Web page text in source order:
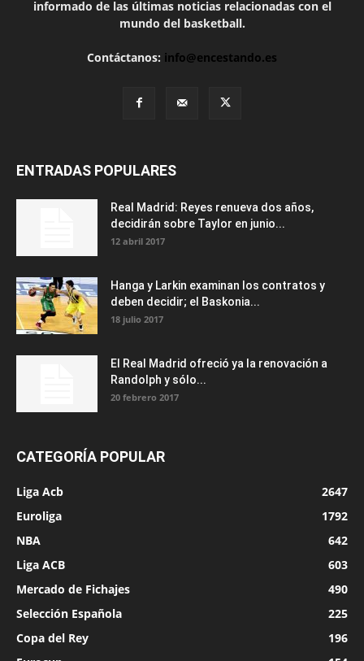
informado de las últimas noticias relacionadas con el
mundo del basketball.
Contáctanos: info@encestando.es
ENTRADAS POPULARES
Real Madrid: Reyes renueva dos años,
decidirán sobre Taylor en junio...
12 abril 2017
Hanga y Larkin examinan los contratos y
deben decidir; el Baskonia...
18 julio 2017
El Real Madrid ofreció ya la renovación a
Randolph y sólo...
20 febrero 2017
CATEGORÍA POPULAR
Liga Acb
2647
Euroliga
1792
NBA
642
Liga ACB
603
Mercado de Fichajes
490
Selección Española
225
Copa del Rey
196